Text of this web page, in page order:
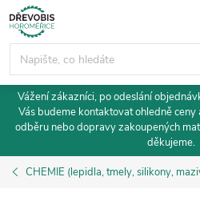
Přejít
na
obsah
Vážení zákazníci, po odeslání
Vás budeme kontaktovat ohledně
odběru nebo dopravy zakoupených
děkujeme.
CHEMIE (lepidla, tmely, silikony,